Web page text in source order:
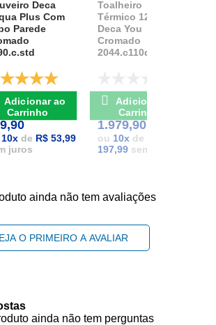
Deca
Plus Com
Parede
R$ 741,17
R$
10xde R$ 53,99
juros
Adicionar ao
Carrinho
Toalheiro
Térmico 127v
Deca You
Cromado
2044.c110d.aqc
De: R$ 2.111,37
POR: R$
1.979,90
ou 10x de
197,99sem juros
Carrinho
ainda não tem avaliações
O PRIMEIRO A AVALIAR
ainda não tem perguntas